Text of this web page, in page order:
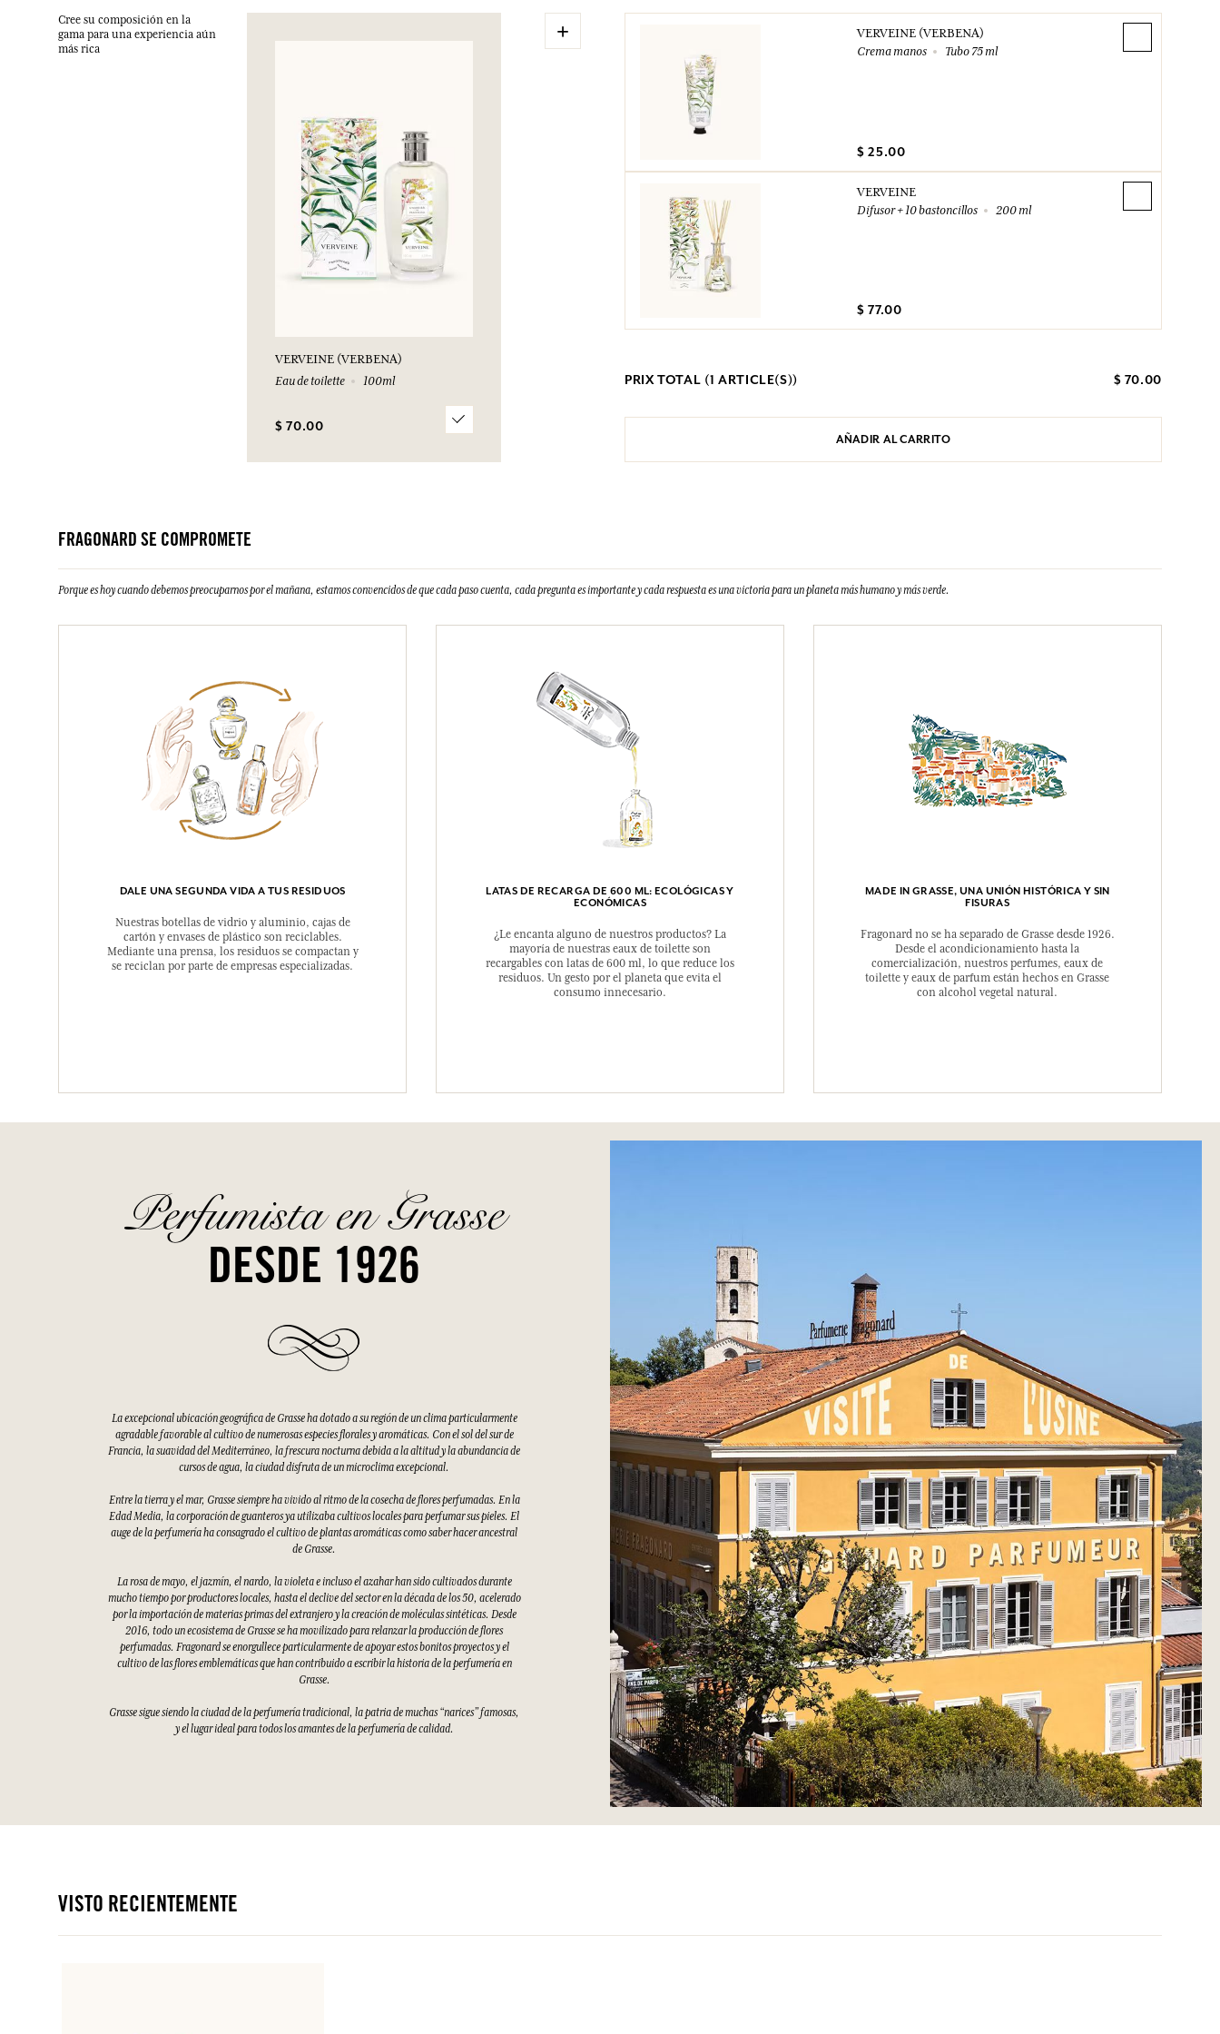
Cree su composición en la
gama para una experiencia aún
más rica
VERVEINE (VERBENA)
Eau de toilette
100ml
$ 70.00
+
VERVEINE (VERBENA)
Crema manos
Tubo 75 ml
$ 25.00
VERVEINE
Difusor + 10 bastoncillos
200 ml
$ 77.00
PRIX TOTAL (1 ARTICLE(S)) $ 70.00
AÑADIR AL CARRITO
FRAGONARD SE COMPROMETE
Porque es hoy cuando debemos preocuparnos por el mañana, estamos convencidos de que cada paso cuenta, cada pregunta es importante y cada respuesta es una victoria para un planeta más humano y más verde.
DALE UNA SEGUNDA VIDA A TUS RESIDUOS
Nuestras botellas de vidrio y aluminio, cajas de
cartón y envases de plástico son reciclables.
Mediante una prensa, los residuos se compactan y
se reciclan por parte de empresas especializadas.
LATAS DE RECARGA DE 600 ML: ECOLÓGICAS Y
ECONÓMICAS
¿Le encanta alguno de nuestros productos? La
mayoría de nuestras eaux de toilette son
recargables con latas de 600 ml, lo que reduce los
residuos. Un gesto por el planeta que evita el
consumo innecesario.
MADE IN GRASSE, UNA UNIÓN HISTÓRICA Y SIN
FISURAS
Fragonard no se ha separado de Grasse desde 1926.
Desde el acondicionamiento hasta la
comercialización, nuestros perfumes, eaux de
toilette y eaux de parfum están hechos en Grasse
con alcohol vegetal natural.
Perfumista en Grasse
DESDE 1926
La excepcional ubicación geográfica de Grasse ha dotado a su región de un clima particularmente
agradable favorable al cultivo de numerosas especies florales y aromáticas. Con el sol del sur de
Francia, la suavidad del Mediterráneo, la frescura nocturna debida a la altitud y la abundancia de
cursos de agua, la ciudad disfruta de un microclima excepcional.
Entre la tierra y el mar, Grasse siempre ha vivido al ritmo de la cosecha de flores perfumadas. En la
Edad Media, la corporación de guanteros ya utilizaba cultivos locales para perfumar sus pieles. El
auge de la perfumería ha consagrado el cultivo de plantas aromáticas como saber hacer ancestral
de Grasse.
La rosa de mayo, el jazmín, el nardo, la violeta e incluso el azahar han sido cultivados durante
mucho tiempo por productores locales, hasta el declive del sector en la década de los 50, acelerado
por la importación de materias primas del extranjero y la creación de moléculas sintéticas. Desde
2016, todo un ecosistema de Grasse se ha movilizado para relanzar la producción de flores
perfumadas. Fragonard se enorgullece particularmente de apoyar estos bonitos proyectos y el
cultivo de las flores emblemáticas que han contribuido a escribir la historia de la perfumería en
Grasse.
Grasse sigue siendo la ciudad de la perfumería tradicional, la patria de muchas “narices” famosas,
y el lugar ideal para todos los amantes de la perfumería de calidad.
VISTO RECIENTEMENTE